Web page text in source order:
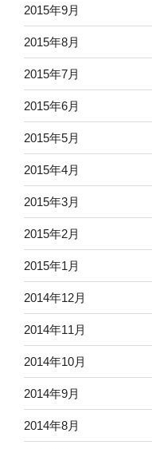
2015年9月
2015年8月
2015年7月
2015年6月
2015年5月
2015年4月
2015年3月
2015年2月
2015年1月
2014年12月
2014年11月
2014年10月
2014年9月
2014年8月